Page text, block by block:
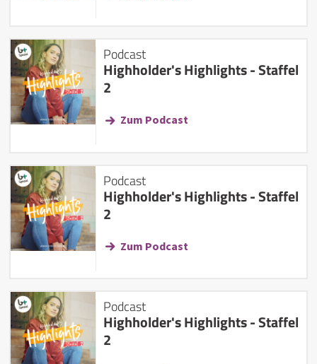
Podcast
Highholder's Highlights - Staffel
2
Zum Podcast
Podcast
Highholder's Highlights - Staffel
2
Zum Podcast
Podcast
Highholder's Highlights - Staffel
2